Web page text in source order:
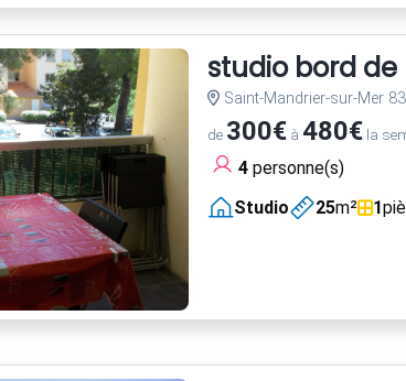
studio bord
Saint-Mandrier-sur-Mer
de 300€à 480€la
4personne(s)
Studio
25m² 1